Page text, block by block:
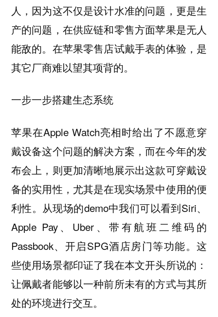
人，因为这不仅是设计水准的问题，更是生
产的问题，在供应链和零售方面苹果是无人
能敌的。在苹果零售店试戴手表的体验，是
其它厂商难以望其项背的。
一步一步搭建生态系统
苹果在Apple Watch亮相时给出了不愿意穿
戴设备这个问题的解决方案，而在今年的发
布会上，则更加清晰地展示出这款可穿戴设
备的实用性，尤其是在现实场景中使用的便
利性。从现场的demo中我们可以看到Siri、
Apple Pay、Uber、带有航班二维码的
Passbook、开启SPG酒店房门等功能。这
些使用场景都印证了我在本文开头所说的：
让佩戴者能够以一种前所未有的方式与其所
处的环境进行交互。